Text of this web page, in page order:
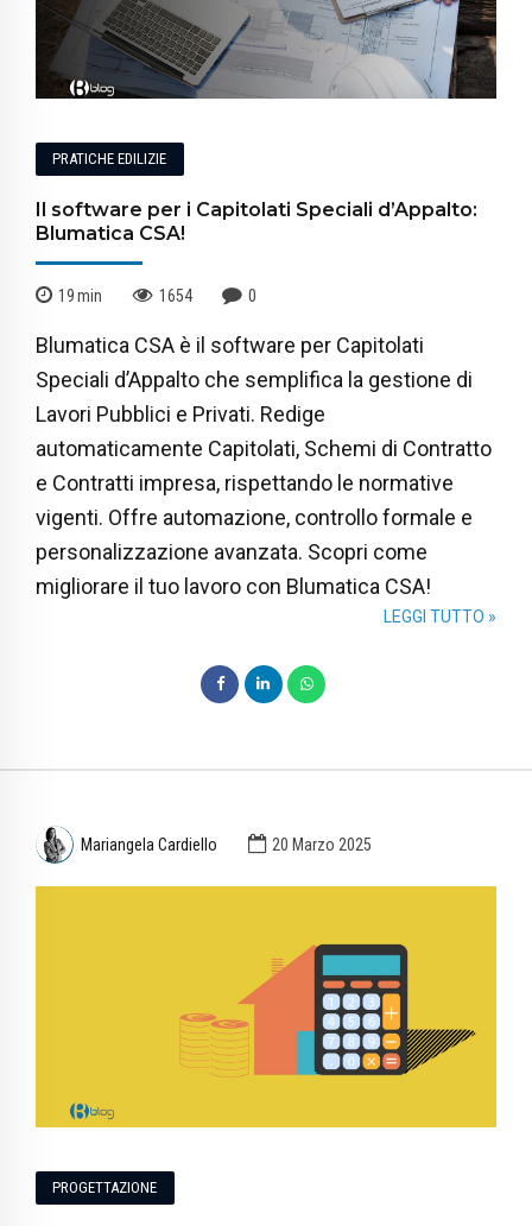
PRATICHE EDILIZIE
Il software per i Capitolati Speciali d’Appalto:
Blumatica CSA!
19min 1654 0
Blumatica CSA è il software per Capitolati
Speciali d’Appalto che semplifica la gestione di
Lavori Pubblici e Privati. Redige
automaticamente Capitolati, Schemi di Contratto
e Contratti impresa, rispettando le normative
vigenti. Offre automazione, controllo formale e
personalizzazione avanzata. Scopri come
migliorare il tuo lavoro con Blumatica CSA!
LEGGI TUTTO »
Mariangela Cardiello 20 Marzo 2025
PROGETTAZIONE